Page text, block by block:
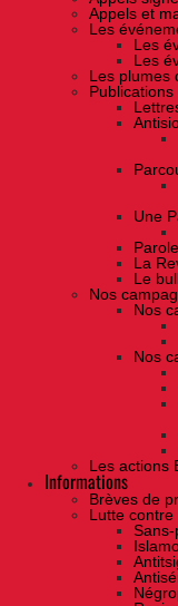
Appels et
Les
Les
Les
Les plumes
Une
La
Le
Nos
Nos
Nos
Les actions
Informations
Brèves de
Lutte